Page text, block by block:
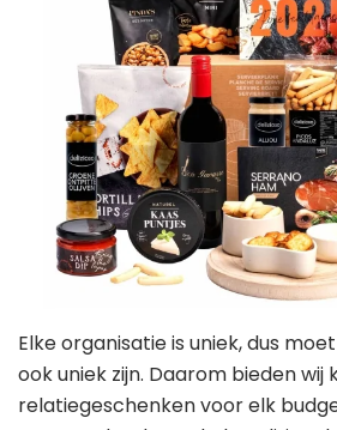
Elke organisatie is uniek, dus
ook uniek zijn. Daarom bieden
relatiegeschenken voor elk